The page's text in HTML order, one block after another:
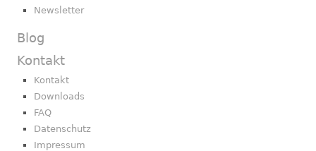
Newsletter
Blog
Kontakt
Kontakt
Downloads
FAQ
Datenschutz
Impressum